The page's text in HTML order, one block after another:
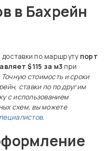
в Бахрейн
по маршруту порт
$115 за м3 при
Точную стоимость и сроки
ставки по по другим
с использованием
схем, вы можете
.